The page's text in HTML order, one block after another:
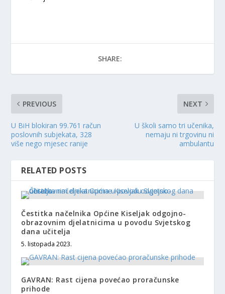
SHARE:
PREVIOUS
U BiH blokiran 99.761 račun
poslovnih subjekata, 328
više nego mjesec ranije
NEXT
U školi samo tri učenika,
nemaju ni trgovinu ni
ambulantu
RELATED POSTS
Čestitka načelnika Općine Kiseljak odgojno-
obrazovnim djelatnicima u povodu Svjetskog
dana učitelja
5. listopada 2023.
GAVRAN: Rast cijena povećao proračunske
prihode